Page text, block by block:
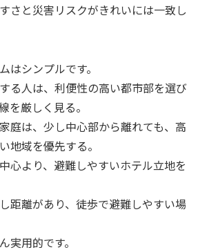
さと災害リスクがきれいには一致し
はシンプルです。
る人は、利便性の高い都市部を選び
を厳しく見る。
庭は、少し中心部から離れても、高
地域を優先する。
心より、避難しやすいホテル立地を
距離があり、徒歩で避難しやすい場
実用的です。